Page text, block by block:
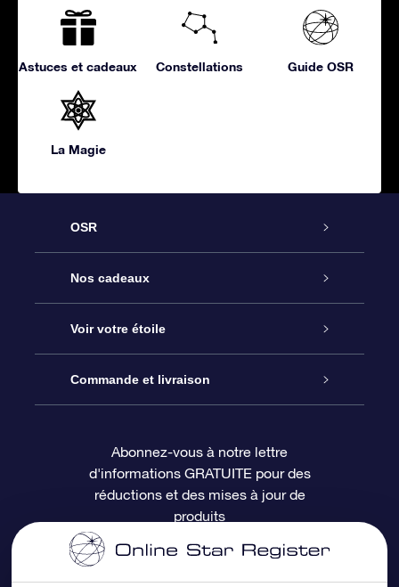
Astuces et cadeaux Constellations Guide OSR
La Magie
OSR
Service
À propos de l’OSR
Nous contacter
Questions fréquemment posées
Revues
Nos cadeaux
Cadeau d’étoile en ligne
Coffret cadeau OSR
Carte cadeau OSR
Voir votre étoile
Registre des étoiles
Page d’accueil personnalisée
Commande et livraison
Informations de paiement
Informations d’expédition
Politique de retour
Abonnez-vous à notre lettre
d'informations GRATUITE pour des
réductions et des mises à jour de
produits